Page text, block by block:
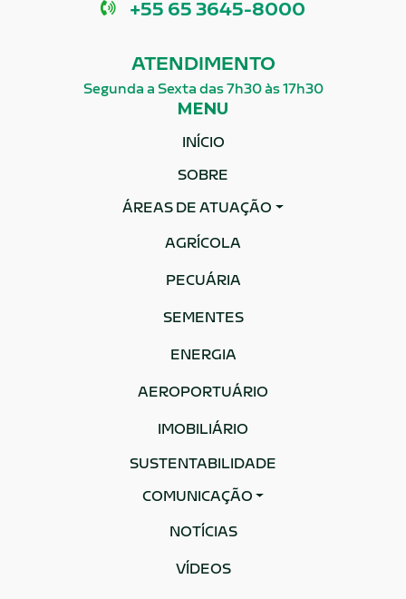
Telefone
+55 65 3645-8000
ATENDIMENTO
Segunda a Sexta das 7h30 às 17h30
MENU
INÍCIO
SOBRE
ÁREAS DE ATUAÇÃO
AGRÍCOLA
PECUÁRIA
SEMENTES
ENERGIA
AEROPORTUÁRIO
IMOBILIÁRIO
SUSTENTABILIDADE
COMUNICAÇÃO
NOTÍCIAS
VÍDEOS